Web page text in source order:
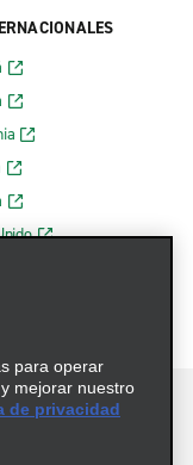
para operar
mejorar nuestro
de privacidad